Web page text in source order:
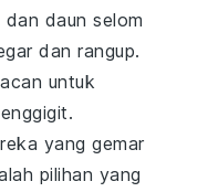
dan daun selom
dan rangup.
untuk
yang gemar
pilihan yang